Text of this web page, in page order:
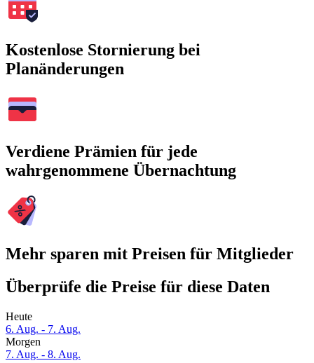
Kostenlose Stornierung bei
Planänderungen
Verdiene Prämien für jede
wahrgenommene Übernachtung
Mehr sparen mit Preisen für Mitglieder
Überprüfe die Preise für diese Daten
Heute
6. Aug. - 7. Aug.
Morgen
7. Aug. - 8. Aug.